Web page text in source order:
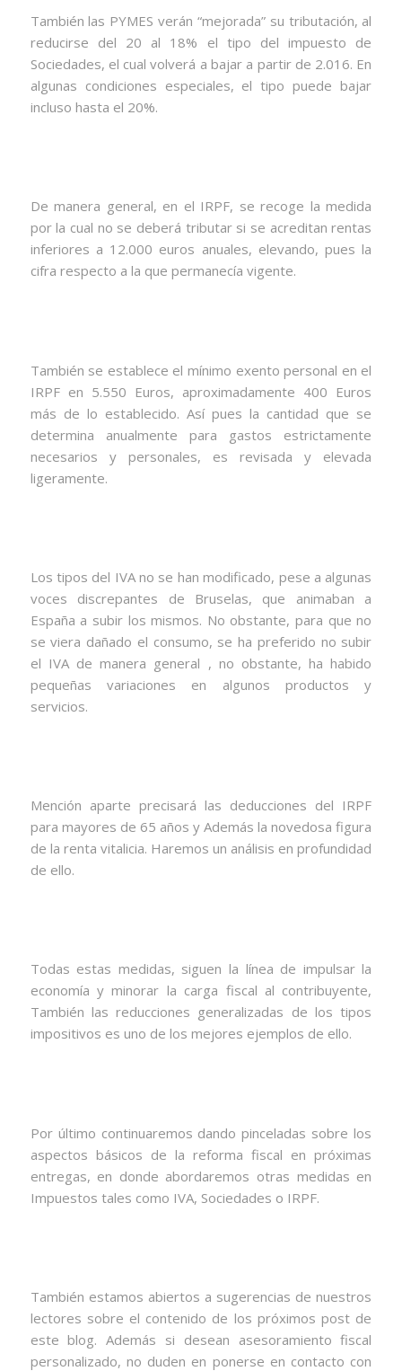
También las PYMES verán “mejorada” su tributación, al
reducirse del 20 al 18% el tipo del impuesto de
Sociedades, el cual volverá a bajar a partir de 2.016. En
algunas condiciones especiales, el tipo puede bajar
incluso hasta el 20%.
De manera general, en el IRPF, se recoge la medida
por la cual no se deberá tributar si se acreditan rentas
inferiores a 12.000 euros anuales, elevando, pues la
cifra respecto a la que permanecía vigente.
También se establece el mínimo exento personal en el
IRPF en 5.550 Euros, aproximadamente 400 Euros
más de lo establecido. Así pues la cantidad que se
determina anualmente para gastos estrictamente
necesarios y personales, es revisada y elevada
ligeramente.
Los tipos del IVA no se han modificado, pese a algunas
voces discrepantes de Bruselas, que animaban a
España a subir los mismos. No obstante, para que no
se viera dañado el consumo, se ha preferido no subir
el IVA de manera general , no obstante, ha habido
pequeñas variaciones en algunos productos y
servicios.
Mención aparte precisará las deducciones del IRPF
para mayores de 65 años y Además la novedosa figura
de la renta vitalicia. Haremos un análisis en profundidad
de ello.
Todas estas medidas, siguen la línea de impulsar la
economía y minorar la carga fiscal al contribuyente,
También las reducciones generalizadas de los tipos
impositivos es uno de los mejores ejemplos de ello.
Por último continuaremos dando pinceladas sobre los
aspectos básicos de la reforma fiscal en próximas
entregas, en donde abordaremos otras medidas en
Impuestos tales como IVA, Sociedades o IRPF.
También estamos abiertos a sugerencias de nuestros
lectores sobre el contenido de los próximos post de
este blog. Además si desean asesoramiento fiscal
personalizado, no duden en ponerse en contacto con